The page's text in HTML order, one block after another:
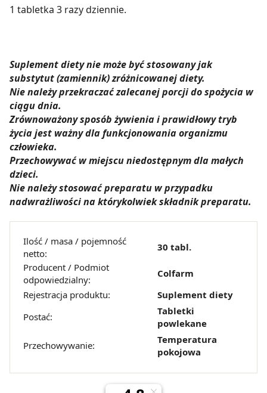
1 tabletka 3 razy dziennie.
Suplement diety nie może być stosowany jak
substytut (zamiennik) zróżnicowanej diety.
Nie należy przekraczać zalecanej porcji do spożycia w
ciągu dnia.
Zrównoważony sposób żywienia i prawidłowy tryb
życia jest ważny dla funkcjonowania organizmu
człowieka.
Przechowywać w miejscu niedostępnym dla małych
dzieci.
Nie należy stosować preparatu w przypadku
nadwrażliwości na którykolwiek składnik preparatu.
Ilość / masa / pojemność
netto:
30 tabl.
Producent / Podmiot
odpowiedzialny:
Colfarm
Rejestracja produktu:
Suplement diety
Postać:
Tabletki
powlekane
Przechowywanie:
Temperatura
pokojowa